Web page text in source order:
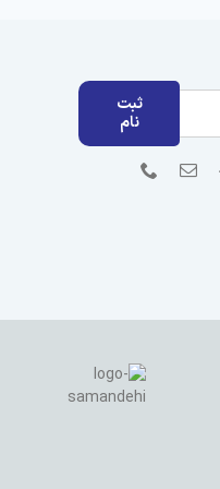
ثبت
نام